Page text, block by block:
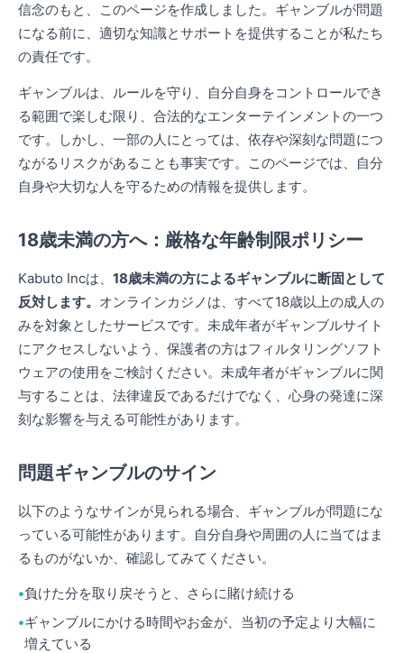
信念のもと、このページを作成しました。ギャンブルが問題
になる前に、適切な知識とサポートを提供することが私たち
の責任です。
ギャンブルは、ルールを守り、自分自身をコントロールでき
る範囲で楽しむ限り、合法的なエンターテインメントの一つ
です。しかし、一部の人にとっては、依存や深刻な問題につ
ながるリスクがあることも事実です。このページでは、自分
自身や大切な人を守るための情報を提供します。
18歳未満の方へ：厳格な年齢制限ポリシー
Kabuto Incは、 18歳未満の方によるギャンブルに断固として
反対します。 オンラインカジノは、すべて18歳以上の成人の
みを対象としたサービスです。未成年者がギャンブルサイト
にアクセスしないよう、保護者の方はフィルタリングソフト
ウェアの使用をご検討ください。未成年者がギャンブルに関
与することは、法律違反であるだけでなく、心身の発達に深
刻な影響を与える可能性があります。
問題ギャンブルのサイン
以下のようなサインが見られる場合、ギャンブルが問題にな
っている可能性があります。自分自身や周囲の人に当てはま
るものがないか、確認してみてください。
負けた分を取り戻そうと、さらに賭け続ける
ギャンブルにかける時間やお金が、当初の予定より大幅に
増えている